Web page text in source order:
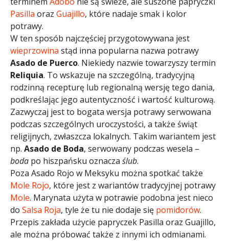
Pasilla oraz Guajillo, które nadaje smak i kolor
potrawy.
W ten sposób najczęściej przygotowywana jest
wieprzowina stąd inna popularna nazwa potrawy
Asado de Puerco. Niekiedy nazwie towarzyszy termin
Reliquia. To wskazuje na szczególną, tradycyjną
rodzinną recepturę lub regionalną wersję tego dania,
podkreślając jego autentyczność i wartość kulturową.
Zazwyczaj jest to bogata wersja potrawy serwowana
podczas szczególnych uroczystości, a także świąt
religijnych, zwłaszcza lokalnych. Takim wariantem jest
np. Asado de Boda, serwowany podczas wesela –
boda po hiszpańsku oznacza ślub.
Poza Asado Rojo w Meksyku można spotkać także
Mole Rojo, które jest z wariantów tradycyjnej potrawy
Mole. Marynata użyta w potrawie podobna jest nieco
do Salsa Roja, tyle że tu nie dodaje się pomidorów.
Przepis zakłada użycie papryczek Pasilla oraz Guajillo,
ale można próbować także z innymi ich odmianami.